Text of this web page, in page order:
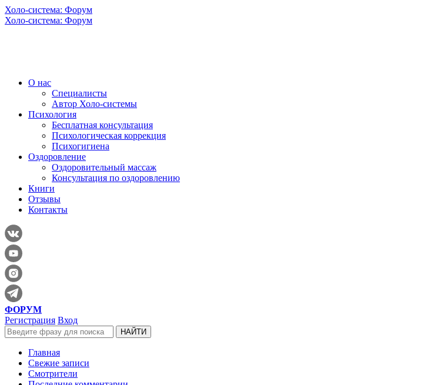
Холо-система: Форум
Холо-система: Форум
О нас
Специалисты
Автор Холо-системы
Психология
Бесплатная консультация
Психологическая коррекция
Психогигиена
Оздоровление
Оздоровительный массаж
Консультация по оздоровлению
Книги
Отзывы
Контакты
ФОРУМ
Регистрация Вход
Главная
Свежие записи
Смотрители